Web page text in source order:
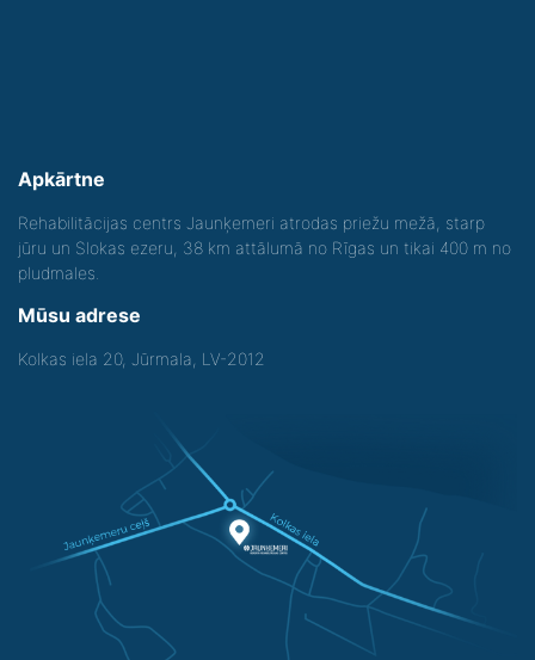
Apkārtne
Rehabilitācijas centrs Jaunķemeri atrodas priežu mežā, starp
jūru un Slokas ezeru, 38 km attālumā no Rīgas un tikai 400 m no
pludmales.
Mūsu adrese
Kolkas iela 20, Jūrmala, LV-2012